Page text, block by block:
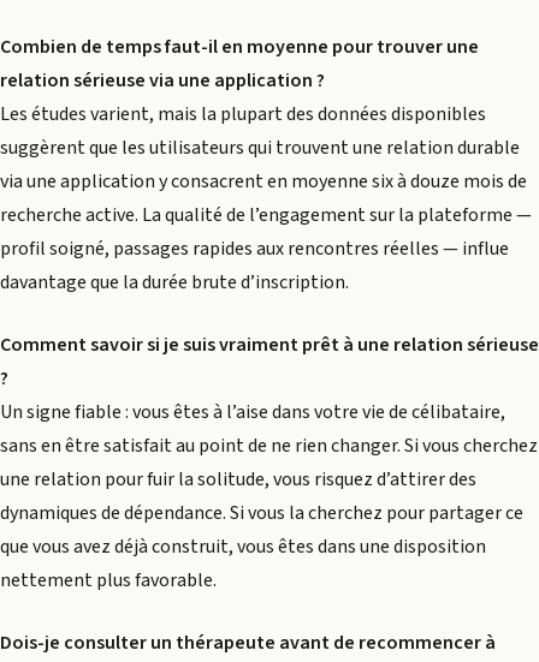
Combien de temps faut-il en moyenne pour trouver une
relation sérieuse via une application ?
Les études varient, mais la plupart des données disponibles
suggèrent que les utilisateurs qui trouvent une relation durable
via une application y consacrent en moyenne six à douze mois de
recherche active. La qualité de l’engagement sur la plateforme —
profil soigné, passages rapides aux rencontres réelles — influe
davantage que la durée brute d’inscription.
Comment savoir si je suis vraiment prêt à une relation sérieuse
?
Un signe fiable : vous êtes à l’aise dans votre vie de célibataire,
sans en être satisfait au point de ne rien changer. Si vous cherchez
une relation pour fuir la solitude, vous risquez d’attirer des
dynamiques de dépendance. Si vous la cherchez pour partager ce
que vous avez déjà construit, vous êtes dans une disposition
nettement plus favorable.
Dois-je consulter un thérapeute avant de recommencer à